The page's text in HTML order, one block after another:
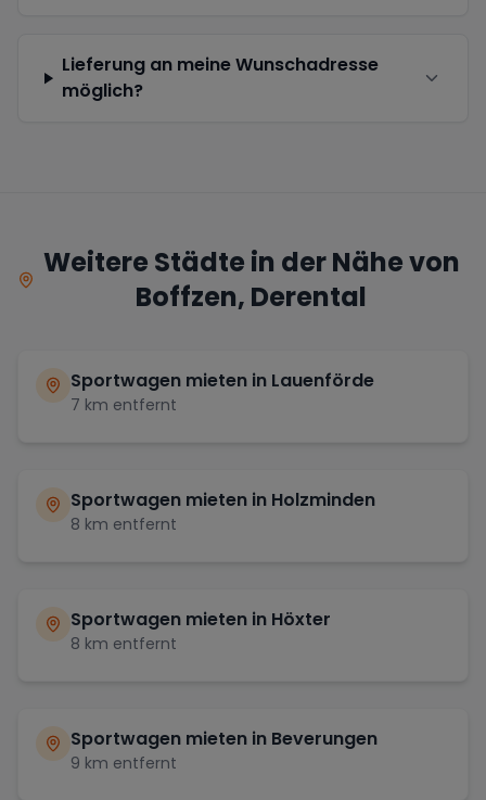
Lieferung an meine Wunschadresse
möglich?
Weitere Städte in der Nähe von
Boffzen, Derental
Sportwagen mieten in Lauenförde
7 km entfernt
Sportwagen mieten in Holzminden
8 km entfernt
Sportwagen mieten in Höxter
8 km entfernt
Sportwagen mieten in Beverungen
9 km entfernt